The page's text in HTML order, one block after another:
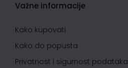
Važne informacije
Kako kupovati
Kako do popusta
Privatnost i sigurnost podataka